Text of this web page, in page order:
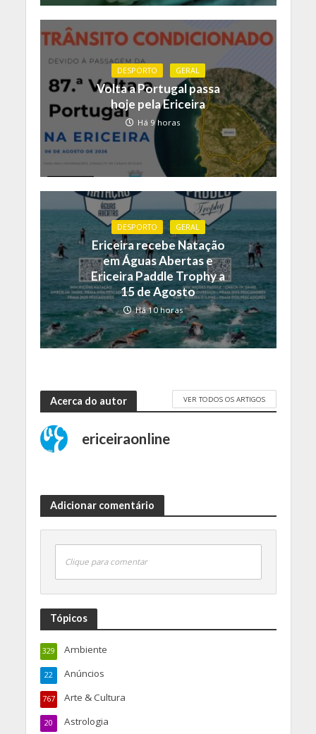
DESPORTO GERAL
Volta a Portugal passa
hoje pela Ericeira
Há 9 horas
DESPORTO GERAL
Ericeira recebe Natação
em Águas Abertas e
Ericeira Paddle Trophy a
15 de Agosto
Há 10 horas
Acerca do autor VER TODOS OS ARTIGOS
ericeiraonline
Adicionar comentário
Clique para comentar
Tópicos
Ambiente
329
Anúncios
22
Arte & Cultura
767
Astrologia
20